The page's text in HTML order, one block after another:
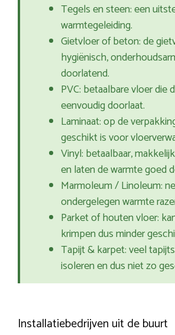
Tegels en steen: een
warmtegeleiding.
Gietvloer of beton: de
hygiënisch,
doorlatend.
PVC: betaalbare vloer die
eenvoudig doorlaat.
Laminaat: op de
geschikt is voor
Vinyl: betaalbaar,
en laten de warmte goed
Marmoleum / Linoleum:
ondergelegen warmte
Parket of houten vloer:
krimpen dus minder
Tapijt & karpet: veel
isoleren en dus niet zo
Installatiebedrijven uit de buurt